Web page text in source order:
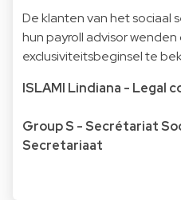
De klanten van het sociaal
hun payroll advisor
exclusiviteitsbeginsel te
ISLAMI Lindiana - Legal
Group S - Secrétariat
Secretariaat